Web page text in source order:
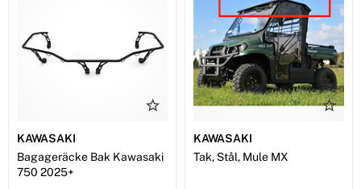
KAWASAKI
Bagageräcke Bak Kawasaki
750 2025+
KAWASAKI
Tak, Stål, Mule MX